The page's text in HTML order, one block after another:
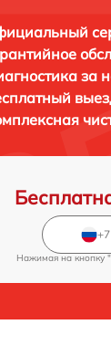
за
Нажимая на кнопку